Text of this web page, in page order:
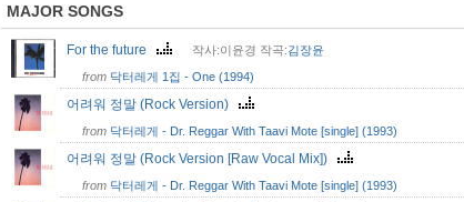
MAJOR SONGS
For the future 작사:이윤경 작곡:김장윤
from 닥터레게 1집 - One (1994)
어려워 정말 (Rock Version)
from 닥터레게 - Dr. Reggar With Taavi Mote [single] (1993)
어려워 정말 (Rock Version [Raw Vocal Mix])
from 닥터레게 - Dr. Reggar With Taavi Mote [single] (1993)